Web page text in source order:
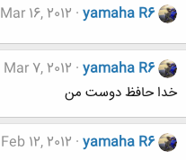
yamaha R6
Mar 16, 2012
yamaha R6
Mar 7, 2012
خدا حافظ دوست من
yamaha R6
Feb 12, 2012